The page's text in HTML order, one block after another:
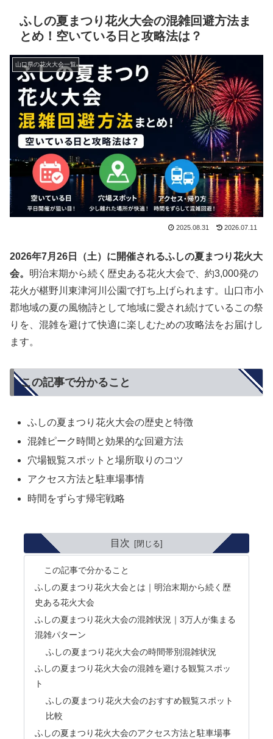
ふしの夏まつり花火大会の混雑回避方法ま
とめ！空いている日と攻略法は？
山口県の花火大会一覧
2025.08.31 2026.07.11
2026年7月26日（土）に開催されるふしの夏まつり花火大
会。 明治末期から続く歴史ある花火大会で、約3,000発の
花火が椹野川東津河川公園で打ち上げられます。山口市小
郡地域の夏の風物詩として地域に愛され続けているこの祭
りを、混雑を避けて快適に楽しむための攻略法をお届けし
ます。
この記事で分かること
ふしの夏まつり花火大会の歴史と特徴
混雑ピーク時間 と効果的な回避方法
穴場観覧スポットと場所取りのコツ
アクセス方法と駐車場事情
時間をずらす帰宅戦略
目次
この記事で分かること
ふしの夏まつり花火大会とは｜明治末期から続く歴
史ある花火大会
ふしの夏まつり花火大会の混雑状況｜3万人が集まる
混雑パターン
ふしの夏まつり花火大会の時間帯別混雑状況
ふしの夏まつり花火大会の混雑を避ける観覧スポッ
ト
ふしの夏まつり花火大会のおすすめ観覧スポット
比較
ふしの夏まつり花火大会のアクセス方法と駐車場事